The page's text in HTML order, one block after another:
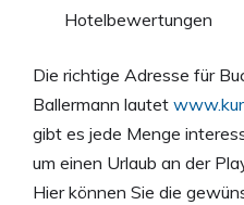
Hotelbewertungen
Die richtige Adresse für
Ballermann lautet
gibt es jede Menge
um einen Urlaub an der
Hier können Sie die